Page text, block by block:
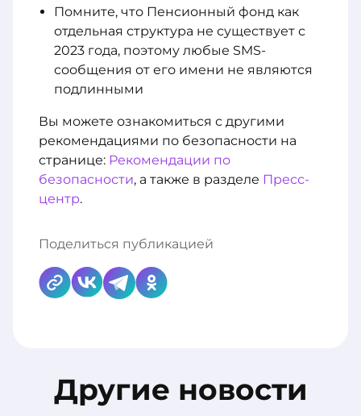
Помните, что Пенсионный фонд как
отдельная структура не существует с
2023 года, поэтому любые SMS-
сообщения от его имени не являются
подлинными
Вы можете ознакомиться с другими
рекомендациями по безопасности на
странице: Рекомендации по
безопасности, а также в разделе Пресс-
центр.
Поделиться публикацией
Другие новости